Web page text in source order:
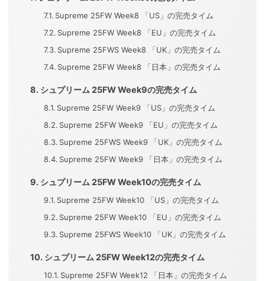
Supreme 25FW Week8 「US」の完売タイム
Supreme 25FW Week8 「EU」の完売タイム
Supreme 25FWS Week8 「UK」の完売タイム
Supreme 25FW Week8 「日本」の完売タイム
シュプリーム 25FW Week9の完売タイム
Supreme 25FW Week9 「US」の完売タイム
Supreme 25FW Week9 「EU」の完売タイム
Supreme 25FWS Week9 「UK」の完売タイム
Supreme 25FW Week9 「日本」の完売タイム
シュプリーム 25FW Week10の完売タイム
Supreme 25FW Week10 「US」の完売タイム
Supreme 25FW Week10 「EU」の完売タイム
Supreme 25FWS Week10 「UK」の完売タイム
シュプリーム 25FW Week12の完売タイム
Supreme 25FW Week12 「日本」の完売タイム